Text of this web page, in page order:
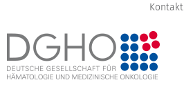
Kontakt